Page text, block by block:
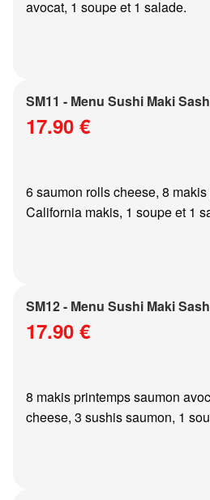
avocat, 1 soupe et 1 salade.
SM11 - Menu Sushi Maki
17.90 €
6 saumon rolls cheese, 8
California makis, 1 soupe et 1
SM12 - Menu Sushi Maki
17.90 €
8 makis printemps saumon
cheese, 3 sushis saumon, 1